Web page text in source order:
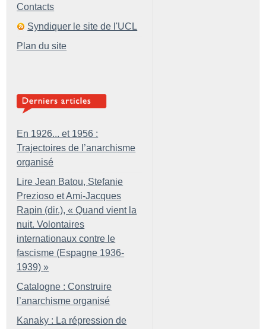
Contacts
Syndiquer le site de l'UCL
Plan du site
En 1926... et 1956 :
Trajectoires de l’anarchisme
organisé
Lire Jean Batou, Stefanie
Prezioso et Ami-Jacques
Rapin (dir.), « Quand vient la
nuit. Volontaires
internationaux contre le
fascisme (Espagne 1936-
1939) »
Catalogne : Construire
l’anarchisme organisé
Kanaky : La répression de